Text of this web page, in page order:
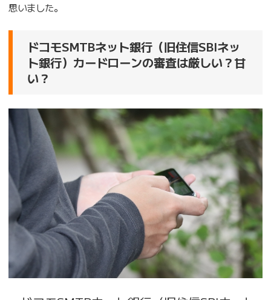
思いました。
ドコモSMTBネット銀行（旧住信SBIネッ
ト銀行）カードローンの審査は厳しい？甘
い？